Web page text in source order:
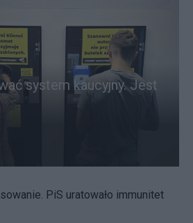
system kaucyjny. Jest
PiS uratowało immunitet